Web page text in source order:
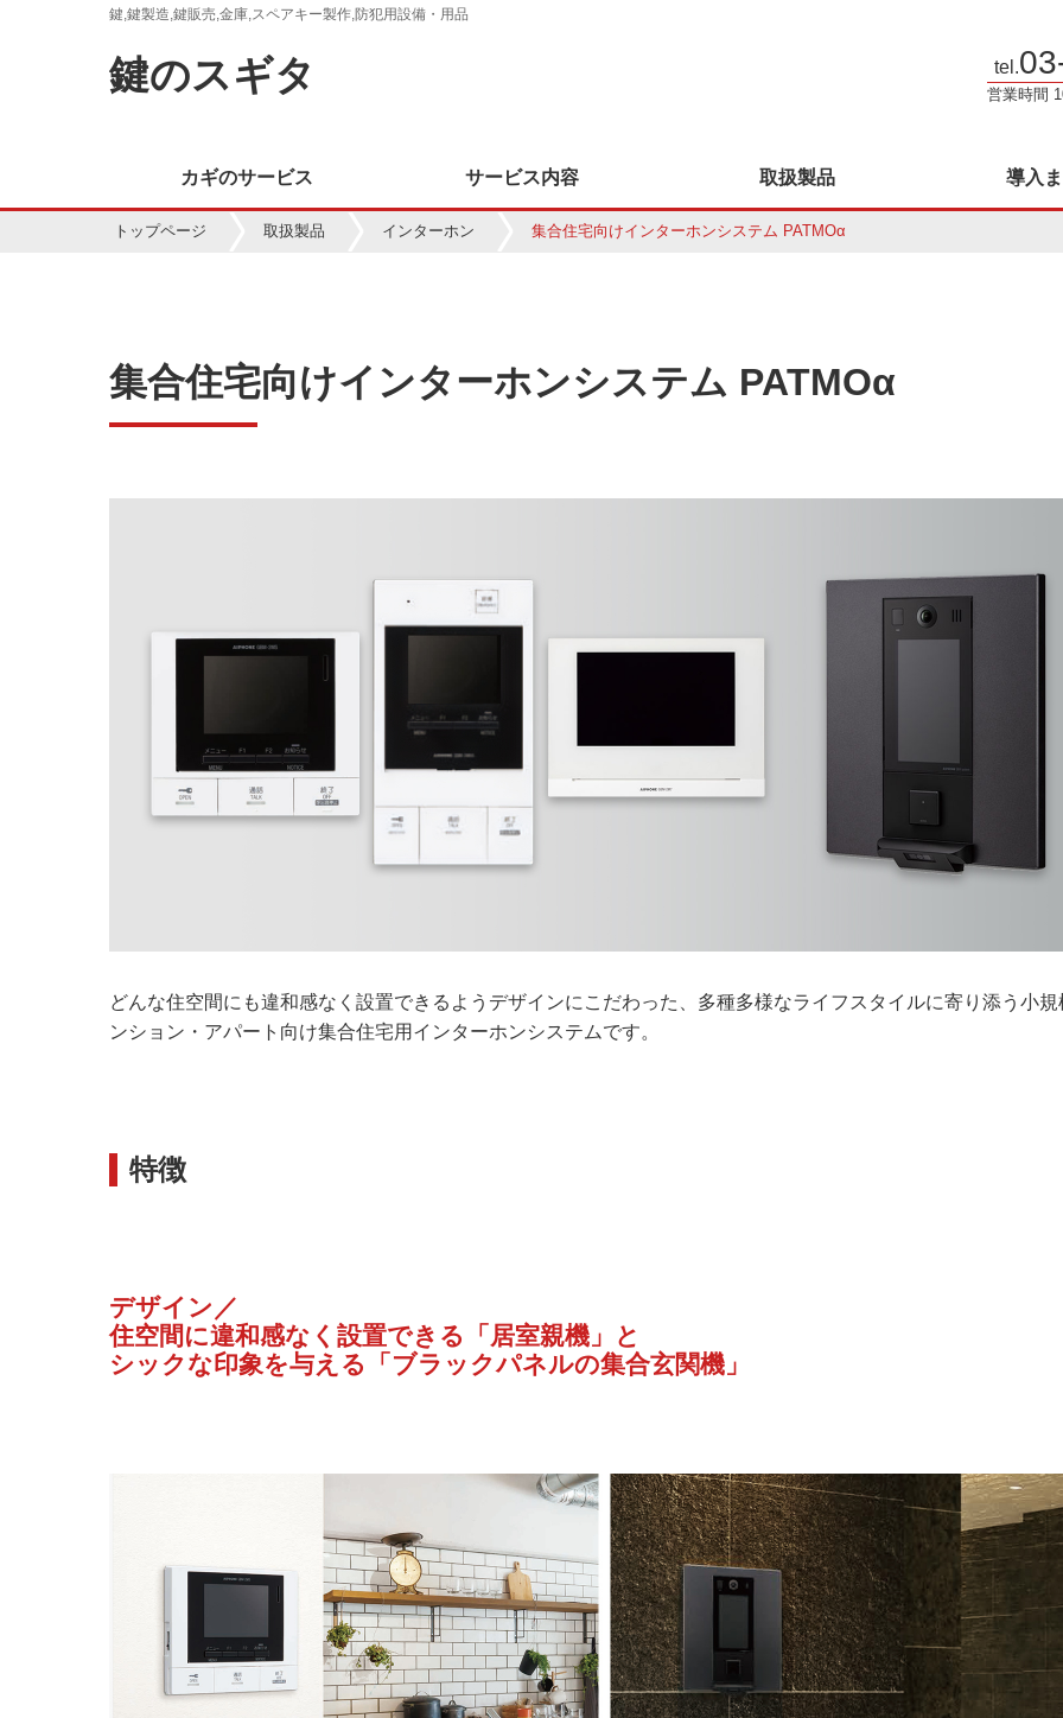
鍵,鍵製造,鍵販売,金庫,スペアキー製作,防犯用設備・用品
鍵のスギタ tel.
営業時間
カギのサービス サービス内容 取扱製品 導入
トップページ 取扱製品 インターホン 集合住宅向けインターホンシステム PATMOα
集合住宅向けインターホンシステム PATMOα
どんな住空間にも違和感なく設置できるようデザインにこだわった、多種多様なライフスタイルに寄り添う小規
ンション・アパート向け集合住宅用インターホンシステムです。
特徴
デザイン／
住空間に違和感なく設置できる「居室親機」と
シックな印象を与える「ブラックパネルの集合玄関機」